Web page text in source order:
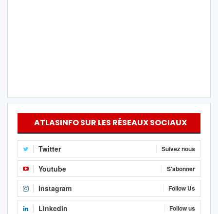
ATLASINFO SUR LES RÉSEAUX SOCIAUX
Twitter Suivez nous
Youtube S'abonner
Instagram Follow Us
Linkedin Follow us